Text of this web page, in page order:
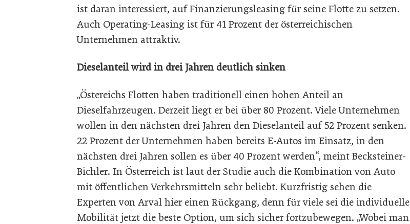
ist daran interessiert, auf Finanzierungsleasing für seine Flotte zu setzen.
Auch Operating-Leasing ist für 41 Prozent der österreichischen
Unternehmen attraktiv.
Dieselanteil wird in drei Jahren deutlich sinken
„Östereichs Flotten haben traditionell einen hohen Anteil an
Dieselfahrzeugen. Derzeit liegt er bei über 80 Prozent. Viele Unternehmen
wollen in den nächsten drei Jahren den Dieselanteil auf 52 Prozent senken.
22 Prozent der Unternehmen haben bereits E-Autos im Einsatz, in den
nächsten drei Jahren sollen es über 40 Prozent werden“, meint Becksteiner-
Bichler. In Österreich ist laut der Studie auch die Kombination von Auto
mit öffentlichen Verkehrsmitteln sehr beliebt. Kurzfristig sehen die
Experten von Arval hier einen Rückgang, denn für viele sei die individuelle
Mobilität jetzt die beste Option, um sich sicher fortzubewegen. „Wobei man